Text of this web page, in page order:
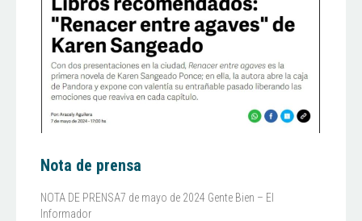
Nota de prensa
NOTA DE PRENSA7 de mayo de 2024 Gente Bien – El
Informador